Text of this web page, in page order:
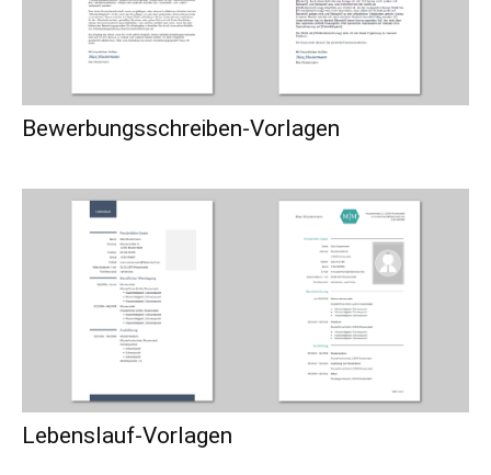
Bewerbungsschreiben-Vorlagen
Lebenslauf-Vorlagen